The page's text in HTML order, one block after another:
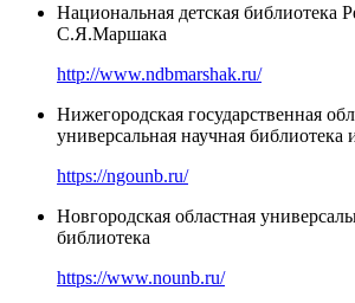
Национальная детская библиотека
С.Я.Маршака
http://www.ndbmarshak.ru/
Нижегородская государственная
универсальная научная
https://ngounb.ru/
Новгородская областная
библиотека
https://www.nounb.ru/